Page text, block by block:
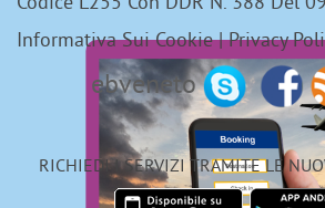
Informativa Sui Cookie|Privacy
ebveneto
RICHIEDI I SERVIZI TRAMITE LE